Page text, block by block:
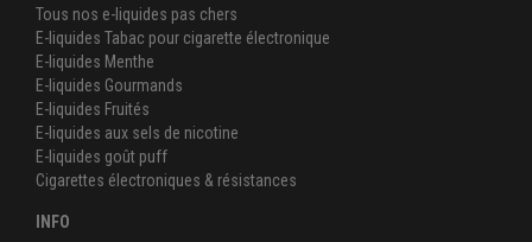
Tous nos e-liquides pas chers
E-liquides Tabac pour cigarette électronique
E-liquides Menthe
E-liquides Gourmands
E-liquides Fruités
E-liquides aux sels de nicotine
E-liquides goût puff
Cigarettes électroniques & résistances
INFO